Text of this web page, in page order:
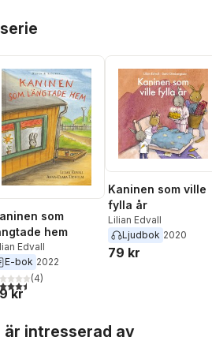
röster:
som
hem
Edvall
E-bok 2022
utav 5 stjärnor. Totalt antal röster:
(4)
kr
Kaninen som ville
fylla år
Lilian Edvall
Ljudbok 2020
79 kr
är intresserad av